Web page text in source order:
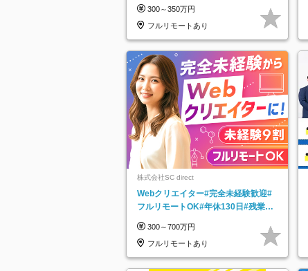
300～350万円
フルリモートあり
株式会社SC direct
Webクリエイター#完全未経験歓迎#
フルリモートOK#年休130日#残業月
300～700万円
フルリモートあり